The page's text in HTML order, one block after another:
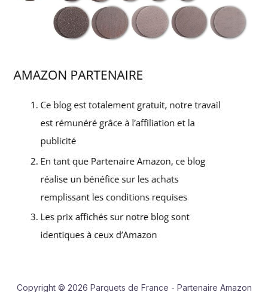
Copyright © 2026 Parquets de France - Partenaire Amazon